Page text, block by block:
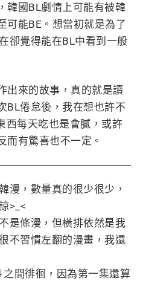
韓國BL劇情上可能有被韓
可能BE。想當初就是為了
卻覺得能在BL中看到一般
出來的故事，真的就是讀
BL倦怠後，我在想也許不
西每天吃也是會膩，或許
而有驚喜也不一定。
漫，數量真的很少很少，
>_<
是條漫，但橫排依然是我
不習慣左翻的漫畫，我還
間徘徊，因為第一集還算